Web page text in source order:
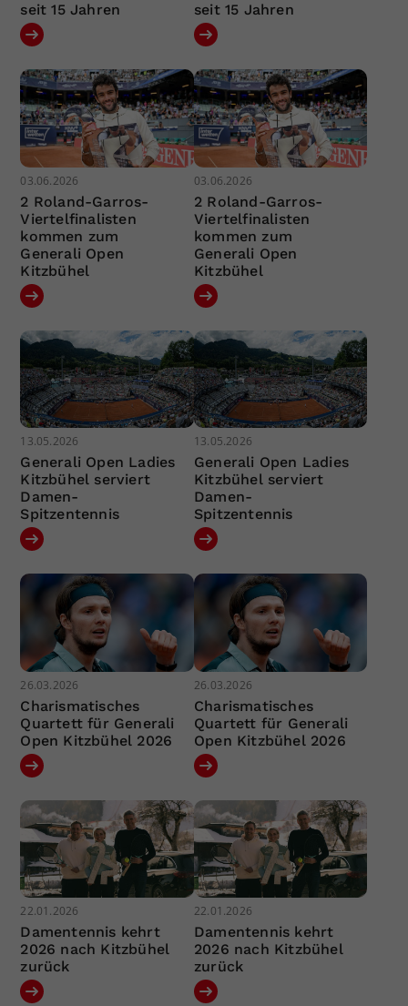
seit 15 Jahren
seit 15 Jahren
03.06.2026
2 Roland-Garros-
Viertelfinalisten
kommen zum
Generali Open
Kitzbühel
03.06.2026
2 Roland-Garros-
Viertelfinalisten
kommen zum
Generali Open
Kitzbühel
13.05.2026
Generali Open Ladies
Kitzbühel serviert
Damen-
Spitzentennis
13.05.2026
Generali Open Ladies
Kitzbühel serviert
Damen-
Spitzentennis
26.03.2026
Charismatisches
Quartett für Generali
Open Kitzbühel 2026
26.03.2026
Charismatisches
Quartett für Generali
Open Kitzbühel 2026
22.01.2026
Damentennis kehrt
2026 nach Kitzbühel
zurück
22.01.2026
Damentennis kehrt
2026 nach Kitzbühel
zurück